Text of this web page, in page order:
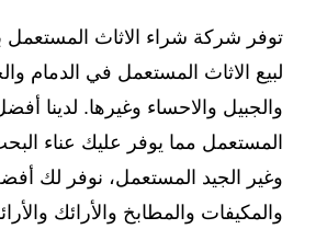
توفر شركة شراء الاثاث المستعمل
لبيع الاثاث المستعمل في الدمام
والجبيل والاحساء وغيرها. لدينا
المستعمل مما يوفر عليك عناء
وغير الجيد المستعمل، نوفر لك
والمكيفات والمطابخ والأرائك